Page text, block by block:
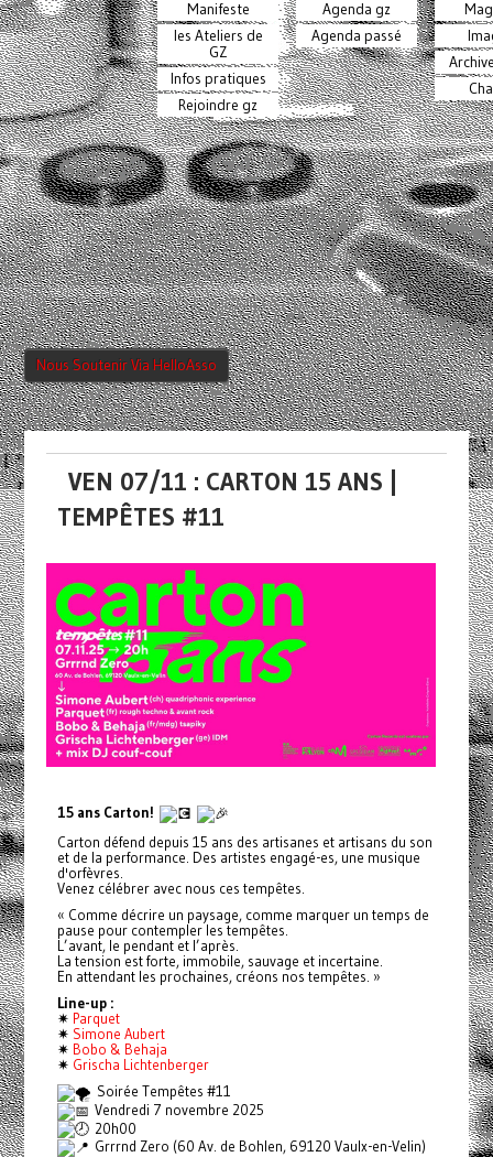
Manifeste
les Ateliers de
GZ
Infos pratiques
Rejoindre gz
Agenda gz
Agenda passé
Nous Soutenir Via HelloAsso
VEN 07/11 : CARTON 15 ANS |
TEMPÊTES #11
15 ans Carton!
Carton défend depuis 15 ans des artisanes et artisans du son
et de la performance. Des artistes engagé-es, une musique
d'orfèvres.
Venez célébrer avec nous ces tempêtes.
« Comme décrire un paysage, comme marquer un temps de
pause pour contempler les tempêtes.
L’avant, le pendant et l’après.
La tension est forte, immobile, sauvage et incertaine.
En attendant les prochaines, créons nos tempêtes. »
Line-up :
✷ Parquet
✷ Simone Aubert
✷ Bobo & Behaja
✷ Grischa Lichtenberger
Soirée Tempêtes #11
Vendredi 7 novembre 2025
20h00
Grrrnd Zero (60 Av. de Bohlen, 69120 Vaulx-en-Velin)